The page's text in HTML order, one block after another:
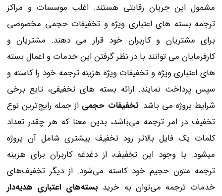
مشمول این جریان رقابتی هستند. اغلب موسسات و مراکز
ترجمه بسته های اعتباری ویژه و تخفیفات حجمی مخصوصی
برای مشتریان و کاربران خود قرار می دهند. مشتریان و
کارفرمایان می توانند با در نظر گرفتن این خدمات و اعمال بسته
های اعتباری ویژه و تخفیفات ویژه هزینه ترجمه خود را کاسته و
سپس پرداخت نمایند. ارائه بسته های تخفیفی، تابع برخی
شرایط پروژه می باشد.تخفیفات حجمی از جمله رایج‌ترین نوع
تخفیف در امر ترجمه می‌باشد، بدین معنا که هر چقدر تعداد
کلمات یک فایل بالاتر رود تخفیف بیشتری شامل آن پروژه
میشود. با وجود این تخفیف، از دغدغه کاربران برای هزینه
ترجمه متون حجیم خود کاسته می‌شود. از دیگر تخفیف‌های
خدمات ترجمه می‌توان به خرید بسته‌های اعتباری هدیه‌دار